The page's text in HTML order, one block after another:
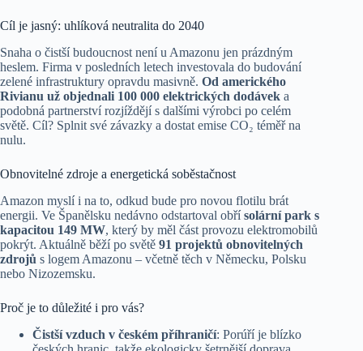
Cíl je jasný: uhlíková neutralita do 2040
Snaha o čistší budoucnost není u Amazonu jen prázdným
heslem. Firma v posledních letech investovala do budování
zelené infrastruktury opravdu masivně. Od amerického
Rivianu už objednali 100 000 elektrických dodávek a
podobná partnerství rozjíždějí s dalšími výrobci po celém
světě. Cíl? Splnit své závazky a dostat emise CO₂ téměř na
nulu.
Obnovitelné zdroje a energetická soběstačnost
Amazon myslí i na to, odkud bude pro novou flotilu brát
energii. Ve Španělsku nedávno odstartoval obřísolární park s
kapacitou 149 MW, který by měl část provozu elektromobilů
pokrýt. Aktuálně běží po světě 91 projektů obnovitelných
zdrojů s logem Amazonu – včetně těch v Německu, Polsku
nebo Nizozemsku.
Proč je to důležité i pro vás?
Čistší vzduch v českém příhraničí: Porúří je blízko